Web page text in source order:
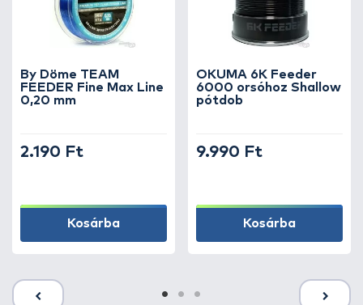
By Döme TEAM
FEEDER Fine Max Line
0,20 mm
2.190 Ft
Kosárba
OKUMA 6K Feeder
6000 orsóhoz Shallow
pótdob
9.990 Ft
Kosárba